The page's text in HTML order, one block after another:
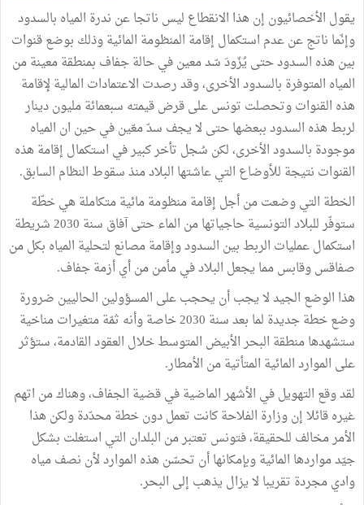
يقول الأخصائيون إن هذا الانقطاع ليس ناتجا عن ندرة المياه بالسدود
وإنّما ناتج عن عدم استكمال إقامة المنظومة المائية وذلك بوضع قنوات
بين هذه السدود حتى يُزّودَ سّد معين في حالة جفاف بمنطقة معينة من
المياه المتوفرة بالسدود الأخرى، وقد رصدت الاعتمادات المالية لإقامة
هذه القنوات وتحصلت تونس على قرض قيمته سبعمائة مليون دينار
لربط هذه السدود ببعضها حتى لا يجف سدّ معّين في حين ان المياه
موجودة بالسدود الأخرى، لكن سُجل تأخر كبير في استكمال إقامة هذه
القنوات نتيجة للأوضاع التي عاشتها البلاد منذ سقوط النظام السابق.
الخطة التي وضعت من أجل إقامة منظومة مائية متكاملة هي خطّة
ستوفّر للبلاد التونسية حاجياتها من الماء حتى آفاق سنة 2030 شريطة
استكمال عمليات الربط بين السدود وإقامة مصانع لتحلية المياه بكل من
صفاقس وقابس مما يجعل البلاد في مأمن من أي أزمة جفاف.
هذا الوضع الجيد لا يجب أن يحجب على المسؤولين الحاليين ضرورة
وضع خطة جديدة لما بعد سنة 2030 خاصة وأنه ثمّة متغيرات مناخية
ستشهدها منطقة البحر الأبيض المتوسط خلال العقود القادمة، ستؤثر
على الموارد المائية المتأتية من الأمطار.
لقد وقع التهويل في الأشهر الماضية في قضية الجفاف، وهناك من اتهم
غيره قائلا إن وزارة الفلاحة كانت تعمل دون خطة محدّدة ولكن هذا
الأمر مخالف للحقيقة، فتونس تعتبر من البلدان التي استغلت بشكل
جيّد مواردها المائية وبإمكانها أن تحسّن هذه الموارد لأن نصف مياه
وادي مجردة تقريبا لا يزال يذهب إلى البحر.